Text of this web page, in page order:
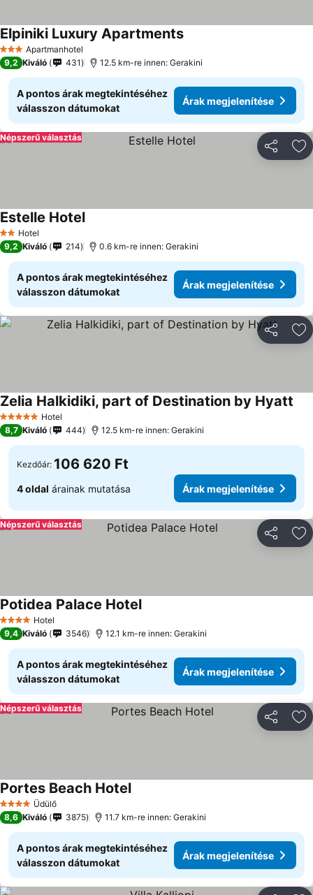
3 KategóriaApartmanhotel
Elpiniki Luxury ApartmentsÁrak megjelenítése
9,2 Kiváló 431 12.5 km-re innen: Gerakini
A pontos árak megtekintéséhez
válasszon dátumokat
Árak megjelenítése
Népszerű választás
2 Kategória
Hotel
Estelle HotelÁrak megjelenítése
9,2 Kiváló 214 0.6 km-re innen: Gerakini
A pontos árak megtekintéséhez
válasszon dátumokat
Árak megjelenítése
5 KategóriaHotel
Zelia Halkidiki, part of Destination by Hyatt
8,7 Kiváló 444 12.5 km-re innen: Gerakini
Kezdőár: 106 620 Ft
4 oldal árainak mutatása Árak megjelenítése
Népszerű választás
4 KategóriaHotel
Potidea Palace HotelÁrak megjelenítése
9,4 Kiváló 3546 12.1 km-re innen: Gerakini
A pontos árak megtekintéséhez
válasszon dátumokat
Árak megjelenítése
Népszerű választás
4 KategóriaÜdülő
Portes Beach HotelÁrak megjelenítése
8,6 Kiváló 3875 11.7 km-re innen: Gerakini
A pontos árak megtekintéséhez
válasszon dátumokat
Árak megjelenítése